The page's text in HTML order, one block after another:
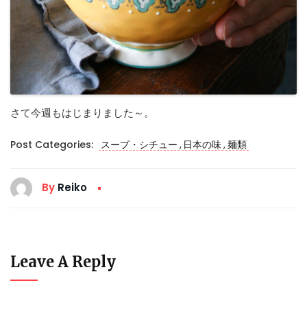
さて今週もはじまりました～。
Post Categories: スープ・シチュー , 日本の味,麺類
By Reiko
Leave A Reply